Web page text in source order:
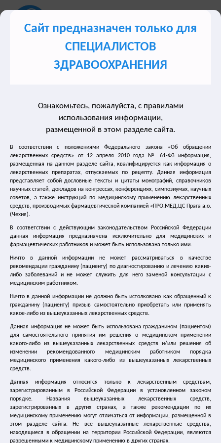
Сайт для врачей о лечении синдрома гиперактивного
мочевого пузыря (ГАМП)
Разделы сайта
Лечение недержания мочи
Нейрогенный мочевой пузырь
Лечение частого мочеиспускания
Лечение энуреза
Лечение цистита
Лечение ГМП
Спазмекс
Спазмекс 30
Упражнения Кегеля
Где купить спазмекс
Статьи и справочные материалы
Каталог медицинских сайтов
Главная | Новости
|
16.09.2015 Опровергнута связь между вибрационной
Сайт предназначен только для
СПЕЦИАЛИСТОВ
ЗДРАВООХРАНЕНИЯ
Ознакомьтесь, пожалуйста, с правилами
использования информации,
размещенной в этом разделе сайта.
В соответствии с положениями Федерального закона «Об обращении
лекарственных средств» от 12 апреля 2010 года № 61-ФЗ информация,
размещенная на данном разделе сайта, квалифицируется как информация о
лекарственных препаратах, отпускаемых по рецепту. Данная информация
представляет собой дословные тексты и цитаты монографий, справочников
научных статей, докладов на конгрессах, конференциях, симпозиумах, научных
советов, а также инструкций по медицинскому применению лекарственных
средств, производимых фармацевтической компанией «ПРО.МЕД.ЦС Прага а.о.
(Чехия).
В соответствии с действующим законодательством Российской Федерации
данная информация предназначена исключительно для медицинских и
фармацевтических работников и может быть использована только ими.
Ничто в данной информации не может рассматриваться в качестве
рекомендации гражданину (пациенту) по диагностированию и лечению каких-
либо заболеваний и не может служить для него заменой консультации с
медицинским работником.
Ничто в данной информации не должно быть истолковано как обращенный к
гражданину (пациенту) призыв самостоятельно приобретать или применять
какое-либо из вышеуказанных лекарственных средств.
Данная информация не может быть использована гражданином (пациентом)
для самостоятельного принятия им решения о медицинском применении
какого-либо из вышеуказанных лекарственных средств и/или решения об
изменении рекомендованного медицинским работником порядка
медицинского применения какого-либо из вышеуказанных лекарственных
средств.
Данная информация относится только к лекарственным средствам,
зарегистрированным в Российской Федерации в установленном законом
порядке. Названия вышеуказанных лекарственных средств,
зарегистрированных в других странах, а также рекомендации по их
медицинскому применению могут отличаться от информации, размещенной в
этом разделе сайта. Не все вышеуказанные лекарственные средства,
находящиеся в обращении на территории Российской Федерации, являются
разрешенными к медицинскому применению в других странах.